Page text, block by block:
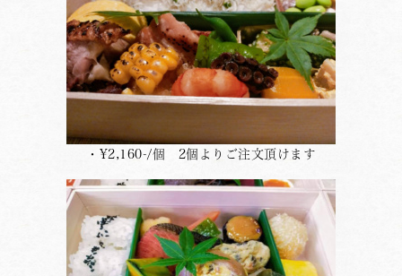
・¥2,160-/個 2個よりご注文頂けます